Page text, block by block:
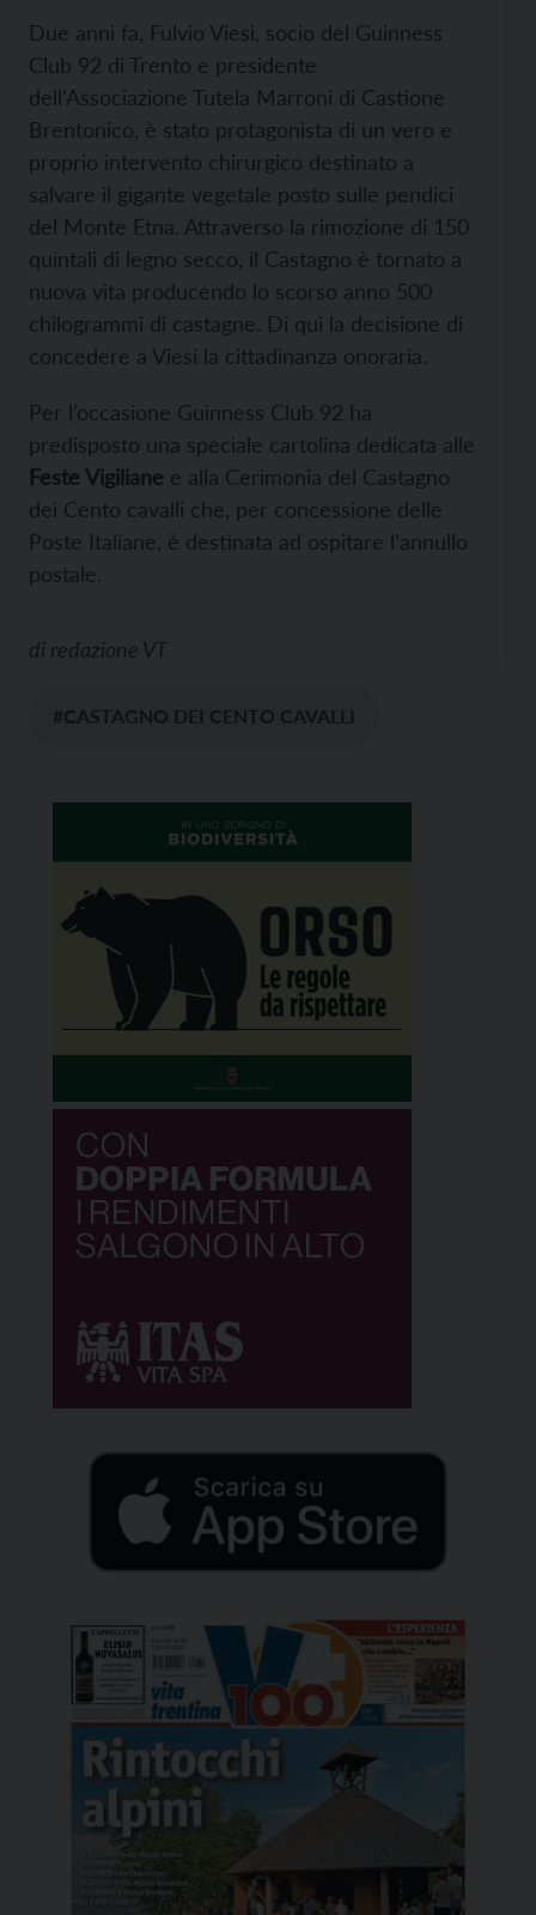
Due anni fa, Fulvio Viesi, socio del Guinness
Club 92 di Trento e presidente
dell’Associazione Tutela Marroni di Castione
Brentonico, è stato protagonista di un vero e
proprio intervento chirurgico destinato a
salvare il gigante vegetale posto sulle pendici
del Monte Etna. Attraverso la rimozione di 150
quintali di legno secco, il Castagno è tornato a
nuova vita producendo lo scorso anno 500
chilogrammi di castagne. Di qui la decisione di
concedere a Viesi la cittadinanza onoraria.
Per l’occasione Guinness Club 92 ha
predisposto una speciale cartolina dedicata alle
Feste Vigiliane e alla Cerimonia del Castagno
dei Cento cavalli che, per concessione delle
Poste Italiane, è destinata ad ospitare l’annullo
postale.
di redazione VT
#CASTAGNO DEI CENTO CAVALLI